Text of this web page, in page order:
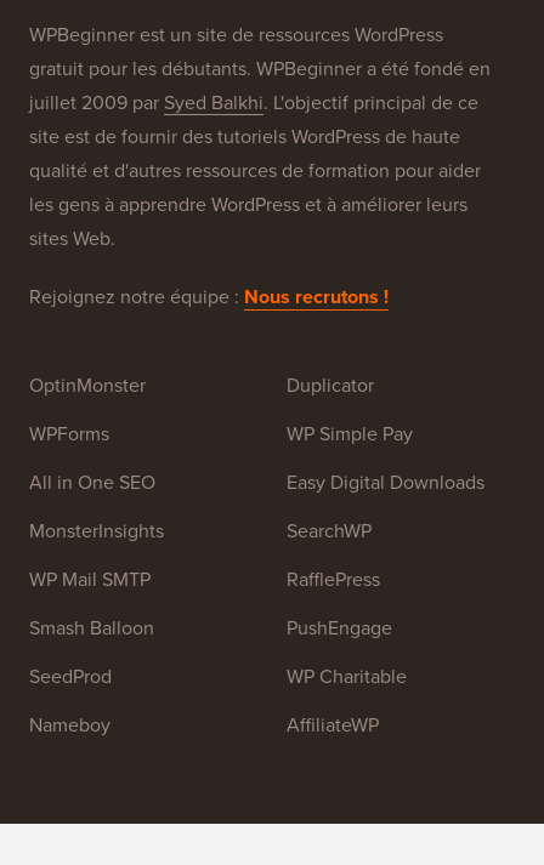
WPBeginner est un site de ressources WordPress
gratuit pour les débutants. WPBeginner a été fondé en
juillet 2009 par Syed Balkhi. L'objectif principal de ce
site est de fournir des tutoriels WordPress de haute
qualité et d'autres ressources de formation pour aider
les gens à apprendre WordPress et à améliorer leurs
sites Web.
Rejoignez notre équipe : Nous recrutons !
OptinMonster
WPForms
All in One SEO
MonsterInsights
WP Mail SMTP
Smash Balloon
SeedProd
Nameboy
Duplicator
WP Simple Pay
Easy Digital Downloads
SearchWP
RafflePress
PushEngage
WP Charitable
AffiliateWP